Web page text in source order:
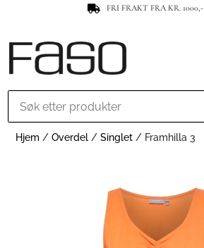
 FRI FRAKT FRA KR. 1000,-
Hjem /Overdel /Singlet / Framhilla 3